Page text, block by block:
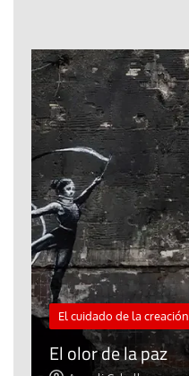
El cuidado de la creación
El olor de la paz